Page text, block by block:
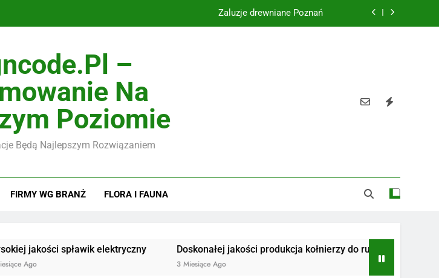
Żaluzje drewniane Poznań
–
Na
Poziomie
Będą Najlepszym Rozwiązaniem
FIRMY WG BRANŻ FLORA I FAUNA
spławik elektryczny Doskonałej jakości produkcja kołnierzy do rur
3 Miesiące Ago
Radiotelefony
3 Miesiące Ago